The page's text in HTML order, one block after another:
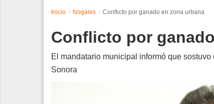
Inicio Nogales Conflicto por ganado en zona urbana
Conflicto por
El mandatario municipal informó que
Sonora